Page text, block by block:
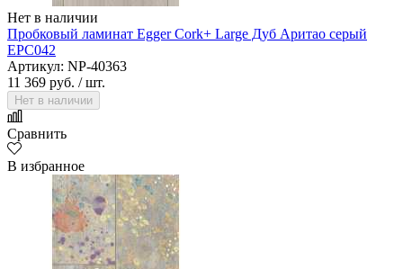
Нет в наличии
Пробковый ламинат Egger Cork+ Large Дуб Аритао серый
EPC042
Артикул: NP-40363
11 369 руб. / шт.
Нет в наличии
Сравнить
В избранное